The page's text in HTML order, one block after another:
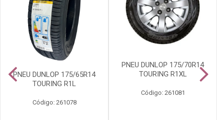
PNEU DUNLOP 175/65R14
TOURING R1L
Código: 261078
PNEU DUNLOP 175/70R14
TOURING R1XL
Código: 261081